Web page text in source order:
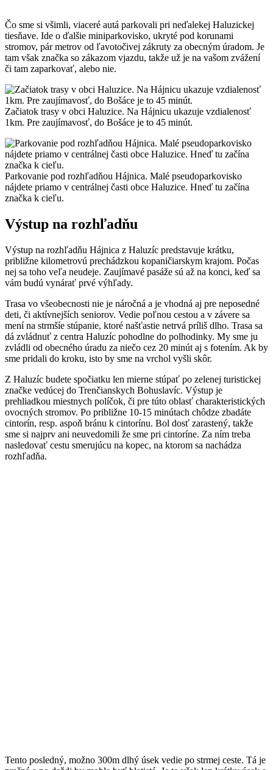
Čo sme si všimli, viaceré autá parkovali pri neďalekej Haluzickej
tiesňave. Ide o ďalšie miniparkovisko, ukryté pod korunami
stromov, pár metrov od ľavotočivej zákruty za obecným úradom. Je
tam však značka so zákazom vjazdu, takže už je na vašom zvážení
či tam zaparkovať, alebo nie.
Začiatok trasy v obci Haluzice. Na Hájnicu ukazuje vzdialenosť
1km. Pre zaujímavosť, do Bošáce je to 45 minút.
Parkovanie pod rozhľadňou Hájnica. Malé pseudoparkovisko
nájdete priamo v centrálnej časti obce Haluzice. Hneď tu začína
značka k cieľu.
Výstup na rozhľadňu
Výstup na rozhľadňu Hájnica z Haluzíc predstavuje krátku,
približne kilometrovú prechádzkou kopaničiarskym krajom. Počas
nej sa toho veľa neudeje. Zaujímavé pasáže sú až na konci, keď sa
vám budú vynárať prvé výhľady.
Trasa vo všeobecnosti nie je náročná a je vhodná aj pre neposedné
deti, či aktívnejších seniorov. Vedie poľnou cestou a v závere sa
mení na strmšíe stúpanie, ktoré našťastie netrvá príliš dlho. Trasa sa
dá zvládnuť z centra Haluzíc pohodlne do polhodinky. My sme ju
zvládli od obecného úradu za niečo cez 20 minút aj s fotením. Ak by
sme pridali do kroku, isto by sme na vrchol vyšli skôr.
Z Haluzíc budete spočiatku len mierne stúpať po zelenej turistickej
značke vedúcej do Trenčianskych Bohuslavíc. Výstup je
prehliadkou miestnych políčok, či pre túto oblasť charakteristických
ovocných stromov. Po približne 10-15 minútach chôdze zbadáte
cintorín, resp. aspoň bránu k cintorínu. Bol dosť zarastený, takže
sme si najprv ani neuvedomili že sme pri cintoríne. Za ním treba
nasledovať cestu smerujúcu na kopec, na ktorom sa nachádza
rozhľadňa.
Tento posledný, možno 300m dlhý úsek vedie po strmej ceste. Tá je